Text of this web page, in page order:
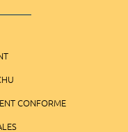
CONFORME